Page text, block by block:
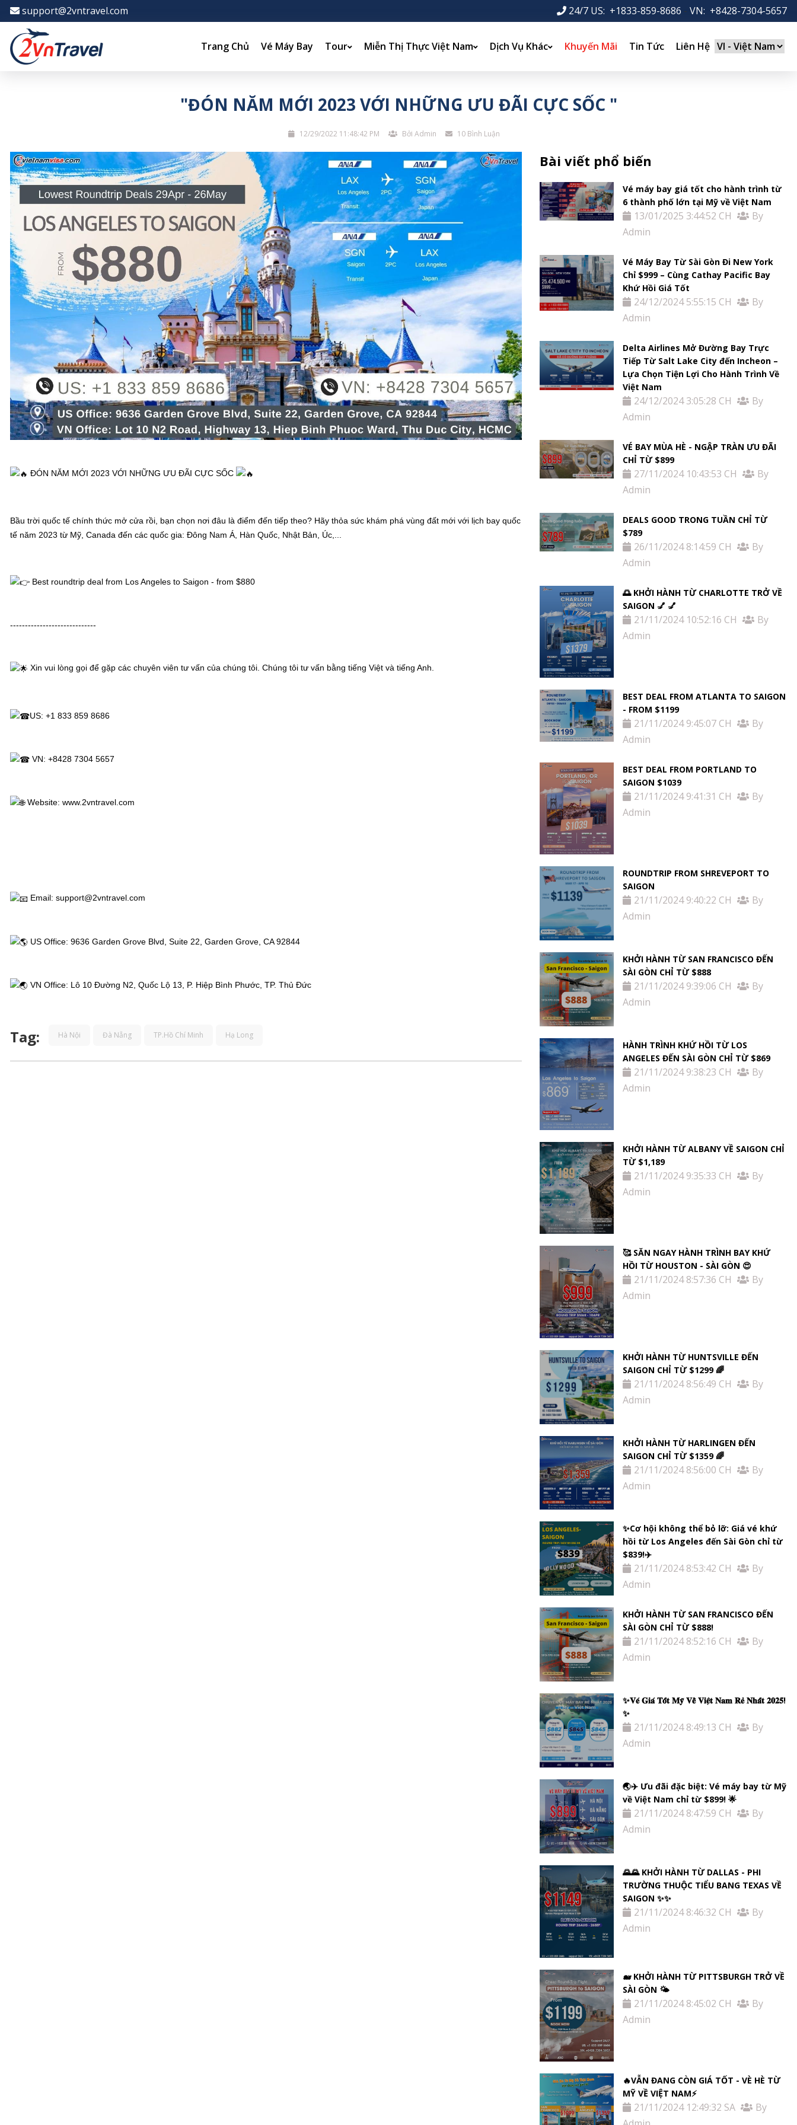
--> support@2vntravel.com 24/7 US: +1833-859-8686 - VN: +8428-7304-5657
Trang Chủ Vé Máy Bay Tour Miễn Thị Thực Việt Nam Dịch Vụ Khác Khuyến Mãi Tin Tức Liên Hệ
"ĐÓN NĂM MỚI 2023 VỚI NHỮNG ƯU ĐÃI CỰC SỐC "
12/29/2022 11:48:42 PM Bởi Admin 10 Bình Luận
ĐÓN NĂM MỚI 2023 VỚI NHỮNG ƯU ĐÃI CỰC SỐC
Bầu trời quốc tế chính thức mở cửa rồi, bạn chọn nơi đâu là điểm đến tiếp theo? Hãy thỏa sức khám phá vùng đất mới với lịch bay quốc
tế năm 2023 từ Mỹ, Canada đến các quốc gia: Đông Nam Á, Hàn Quốc, Nhật Bản, Úc,...
Best roundtrip deal from Los Angeles to Saigon - from $880
-----------------------------
Xin vui lòng gọi để gặp các chuyên viên tư vấn của chúng tôi. Chúng tôi tư vấn bằng tiếng Việt và tiếng Anh.
US: +1 833 859 8686
VN: +8428 7304 5657
Website: www.2vntravel.com
Email: support@2vntravel.com
US Office: 9636 Garden Grove Blvd, Suite 22, Garden Grove, CA 92844
VN Office: Lô 10 Đường N2, Quốc Lộ 13, P. Hiệp Bình Phước, TP. Thủ Đức
Tag: Hà Nội Đà Nẵng TP.Hồ Chí Minh Hạ Long
Bài viết phổ biến
Vé máy bay giá tốt cho hành trình từ
6 thành phố lớn tại Mỹ về Việt Nam
13/01/2025 3:44:52 CH
By
Admin
Vé Máy Bay Từ Sài Gòn Đi New York
Chỉ $999 – Cùng Cathay Pacific Bay
Khứ Hồi Giá Tốt
24/12/2024 5:55:15 CH
By
Admin
Delta Airlines Mở Đường Bay Trực
Tiếp Từ Salt Lake City đến Incheon –
Lựa Chọn Tiện Lợi Cho Hành Trình Về
Việt Nam
24/12/2024 3:05:28 CH
By
Admin
VÉ BAY MÙA HÈ - NGẬP TRÀN ƯU ĐÃI
CHỈ TỪ $899
27/11/2024 10:43:53 CH
By
Admin
DEALS GOOD TRONG TUẦN CHỈ TỪ
$789
26/11/2024 8:14:59 CH
By
Admin
🌅 KHỞI HÀNH TỪ CHARLOTTE TRỞ VỀ
SAIGON 💅 💅
21/11/2024 10:52:16 CH
By
Admin
BEST DEAL FROM ATLANTA TO SAIGON
- FROM $1199
21/11/2024 9:45:07 CH
By
Admin
BEST DEAL FROM PORTLAND TO
SAIGON $1039
21/11/2024 9:41:31 CH
By
Admin
ROUNDTRIP FROM SHREVEPORT TO
SAIGON
21/11/2024 9:40:22 CH
By
Admin
KHỞI HÀNH TỪ SAN FRANCISCO ĐẾN
SÀI GÒN CHỈ TỪ $888
21/11/2024 9:39:06 CH
By
Admin
HÀNH TRÌNH KHỨ HỒI TỪ LOS
ANGELES ĐẾN SÀI GÒN CHỈ TỪ $869
21/11/2024 9:38:23 CH
By
Admin
KHỞI HÀNH TỪ ALBANY VỀ SAIGON CHỈ
TỪ $1,189
21/11/2024 9:35:33 CH
By
Admin
🥰 SĂN NGAY HÀNH TRÌNH BAY KHỨ
HỒI TỪ HOUSTON - SÀI GÒN 😍
21/11/2024 8:57:36 CH
By
Admin
KHỞI HÀNH TỪ HUNTSVILLE ĐẾN
SAIGON CHỈ TỪ $1299 🌈
21/11/2024 8:56:49 CH
By
Admin
KHỞI HÀNH TỪ HARLINGEN ĐẾN
SAIGON CHỈ TỪ $1359 🌈
21/11/2024 8:56:00 CH
By
Admin
✨Cơ hội không thể bỏ lỡ: Giá vé khứ
hồi từ Los Angeles đến Sài Gòn chỉ từ
$839!✈️
21/11/2024 8:53:42 CH
By
Admin
KHỞI HÀNH TỪ SAN FRANCISCO ĐẾN
SÀI GÒN CHỈ TỪ $888!
21/11/2024 8:52:16 CH
By
Admin
✨𝐕𝐞́ 𝐆𝐢𝐚́ 𝐓𝐨̂́𝐭 𝐌𝐲̃ 𝐕𝐞̂̀ 𝐕𝐢𝐞̣̂𝐭 𝐍𝐚𝐦 𝐑𝐞̉ 𝐍𝐡𝐚̂́𝐭 𝟐𝟎𝟐𝟓!
✨
21/11/2024 8:49:13 CH
By
Admin
🌏✈️ Ưu đãi đặc biệt: Vé máy bay từ Mỹ
về Việt Nam chỉ từ $899! 🌟
21/11/2024 8:47:59 CH
By
Admin
🌄🌄 KHỞI HÀNH TỪ DALLAS - PHI
TRƯỜNG THUỘC TIỂU BANG TEXAS VỀ
SAIGON ✨✨
21/11/2024 8:46:32 CH
By
Admin
🐋 KHỞI HÀNH TỪ PITTSBURGH TRỞ VỀ
SÀI GÒN 🌤
21/11/2024 8:45:02 CH
By
Admin
🔥VẪN ĐANG CÒN GIÁ TỐT - VÈ HÈ TỪ
MỸ VỀ VIỆT NAM⚡️
21/11/2024 12:49:32 SA
By